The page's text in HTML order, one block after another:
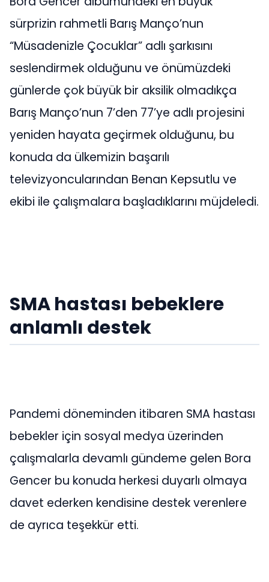
sürprizin rahmetli Barış Manço’nun
“Müsadenizle Çocuklar” adlı şarkısını
seslendirmek olduğunu ve önümüzdeki
günlerde çok büyük bir aksilik olmadıkça
Barış Manço’nun 7’den 77’ye adlı projesini
yeniden hayata geçirmek olduğunu, bu
konuda da ülkemizin başarılı
televizyoncularından Benan Kepsutlu ve
ekibi ile çalışmalara başladıklarını müjdeledi.
SMA hastası bebeklere
anlamlı destek
Pandemi döneminden itibaren SMA hastası
bebekler için sosyal medya üzerinden
çalışmalarla devamlı gündeme gelen Bora
Gencer bu konuda herkesi duyarlı olmaya
davet ederken kendisine destek verenlere
de ayrıca teşekkür etti.